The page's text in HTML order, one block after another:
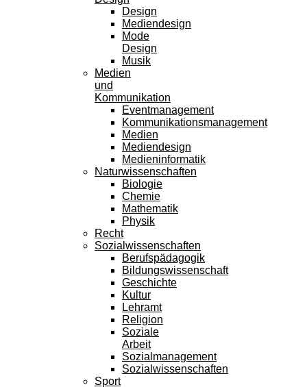
Design
Mediendesign
Mode
Design
Musik
Medien
und
Kommunikation
Eventmanagement
Kommunikationsmanagement
Medien
Mediendesign
Medieninformatik
Naturwissenschaften
Biologie
Chemie
Mathematik
Physik
Recht
Sozialwissenschaften
Berufspädagogik
Bildungswissenschaft
Geschichte
Kultur
Lehramt
Religion
Soziale
Arbeit
Sozialmanagement
Sozialwissenschaften
Sport